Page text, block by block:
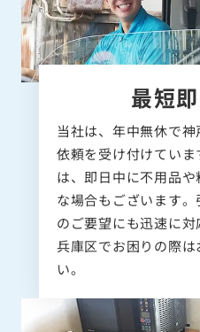
最短
当社は、年中無休で
依頼を受け付けてい
は、即日中に不用品
な場合もございます
のご要望にも迅速に
兵庫区でお困りの際
い。